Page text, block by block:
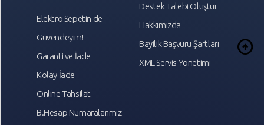
Elektro Sepetin de
Güvendeyim!
Garanti ve İade
Kolay İade
Online Tahsilat
B.Hesap Numaralarımız
Destek Talebi Oluştur
Hakkımızda
Bayilik Başvuru Şartları
XML Servis Yönetimi
arrow_circle_up